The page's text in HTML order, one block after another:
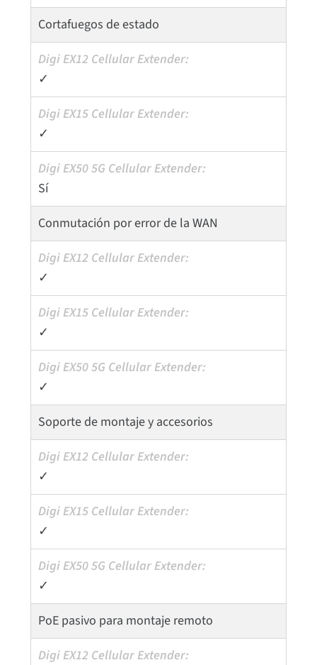
Cortafuegos de estado
✓
✓
Sí
Conmutación por error de la WAN
✓
✓
✓
Soporte de montaje y accesorios
✓
✓
✓
PoE pasivo para montaje remoto